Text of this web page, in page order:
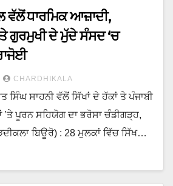
ਧਾਰਮਿਕ ਆਜ਼ਾਦੀ,
ਗੁਰਮੁਖੀ ਦੇ ਮੁੱਦੇ ਸੰਸਦ ‘ਚ
CHARDHIKALA
ਸਿੰਘ ਸਾਹਨੀ ਵੱਲੋਂ ਸਿੱਖਾਂ ਦੇ ਹੱਕਾਂ ਤੇ ਪੰਜਾਬੀ
ਪੂਰਨ ਸਹਿਯੋਗ ਦਾ ਭਰੋਸਾ ਚੰਡੀਗੜ੍ਹ,
ਬਿਊਰੋ) : 28 ਮੁਲਕਾਂ ਵਿੱਚ ਸਿੱਖ…